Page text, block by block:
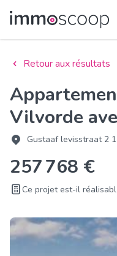
Retour aux résultats
Appartement à vendre à
Vilvorde
Gustaaf levisstraat 2
257 768 €
Ce projet est-il